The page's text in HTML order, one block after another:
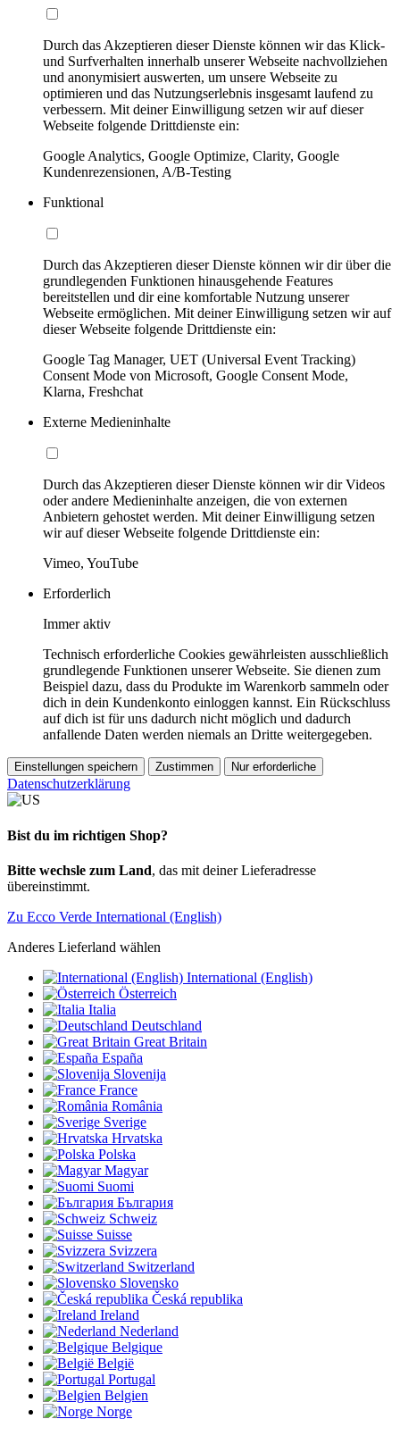
Durch das Akzeptieren dieser Dienste können wir das Klick-
und Surfverhalten innerhalb unserer Webseite nachvollziehen
und anonymisiert auswerten, um unsere Webseite zu
optimieren und das Nutzungserlebnis insgesamt laufend zu
verbessern. Mit deiner Einwilligung setzen wir auf dieser
Webseite folgende Drittdienste ein:
Google Analytics, Google Optimize, Clarity, Google
Kundenrezensionen, A/B-Testing
Funktional
Durch das Akzeptieren dieser Dienste können wir dir über die
grundlegenden Funktionen hinausgehende Features
bereitstellen und dir eine komfortable Nutzung unserer
Webseite ermöglichen. Mit deiner Einwilligung setzen wir auf
dieser Webseite folgende Drittdienste ein:
Google Tag Manager, UET (Universal Event Tracking)
Consent Mode von Microsoft, Google Consent Mode,
Klarna, Freshchat
Externe Medieninhalte
Durch das Akzeptieren dieser Dienste können wir dir Videos
oder andere Medieninhalte anzeigen, die von externen
Anbietern gehostet werden. Mit deiner Einwilligung setzen
wir auf dieser Webseite folgende Drittdienste ein:
Vimeo, YouTube
Erforderlich
Immer aktiv
Technisch erforderliche Cookies gewährleisten ausschließlich
grundlegende Funktionen unserer Webseite. Sie dienen zum
Beispiel dazu, dass du Produkte im Warenkorb sammeln oder
dich in dein Kundenkonto einloggen kannst. Ein Rückschluss
auf dich ist für uns dadurch nicht möglich und dadurch
anfallende Daten werden niemals an Dritte weitergegeben.
Einstellungen speichern Zustimmen Nur erforderliche
Datenschutzerklärung
Bist du im richtigen Shop?
Bitte wechsle zum Land, das mit deiner Lieferadresse
übereinstimmt.
Zu Ecco Verde International (English)
Anderes Lieferland wählen
International (English)
Österreich
Italia
Deutschland
Great Britain
España
Slovenija
France
România
Sverige
Hrvatska
Polska
Magyar
Suomi
България
Schweiz
Suisse
Svizzera
Switzerland
Slovensko
Česká republika
Ireland
Nederland
Belgique
België
Portugal
Belgien
Norge